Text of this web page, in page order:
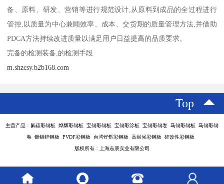
备、原料、研发、营销等进行规范设计,从原料到成品的全过程进行
管控,以质量为中心兼顾效率、成本、交货期的质量管理方法,并借助
PDCA方法持续改进质量以满足用户日益提高的品质要求。
完备的检测装备,的检测手段
m.shzcsy.b2b168.com
Top
主营产品：氟碳彩钢板 烨辉彩钢板 宝钢彩钢板 宝钢彩涂板 宝钢彩钢卷 马钢彩钢板 马钢彩钢
卷 镀铝锌钢板 PVDF彩钢板 台湾烨辉彩钢板 高耐候彩钢板 硅改性彩钢板
版权所有：上海志辰实业有限公司